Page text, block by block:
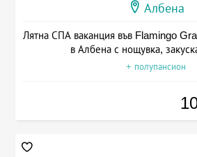
Албена
Лятна СПА ваканция във Flamingo
в Албена с нощувка,
+ полупансион